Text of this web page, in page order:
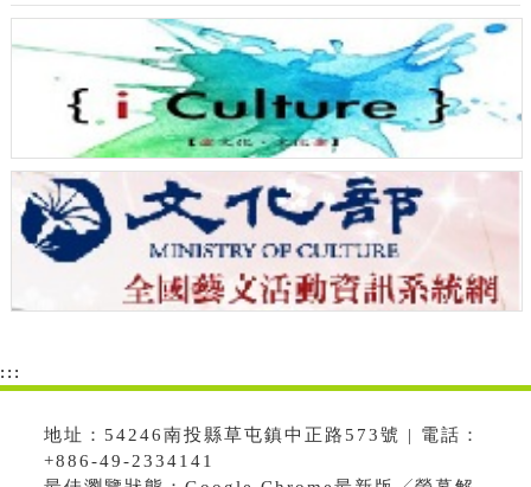
:::
地址：54246南投縣草屯鎮中正路573號 | 電話：
+886-49-2334141